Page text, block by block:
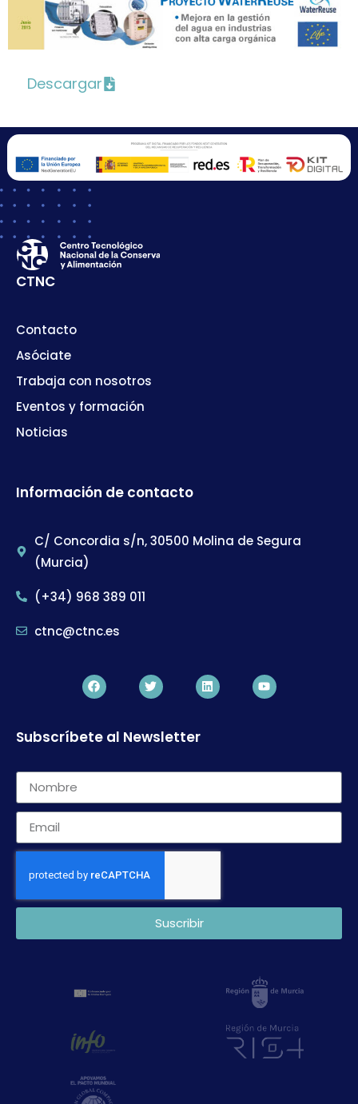
Descargar
CTNC
Contacto
Asóciate
Trabaja con nosotros
Eventos y formación
Noticias
Información de contacto
C/ Concordia s/n, 30500 Molina de Segura
(Murcia)
(+34) 968 389 011
ctnc@ctnc.es
Subscríbete al Newsletter
Suscribir